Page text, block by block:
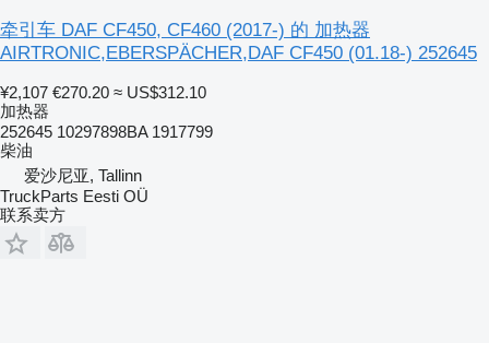
牵引车 DAF CF450, CF460 (2017-) 的 加热器
AIRTRONIC,EBERSPÄCHER,DAF CF450 (01.18-) 252645
¥2,107 €270.20 ≈ US$312.10
加热器
252645 10297898BA 1917799
柴油
爱沙尼亚, Tallinn
TruckParts Eesti OÜ
联系卖方